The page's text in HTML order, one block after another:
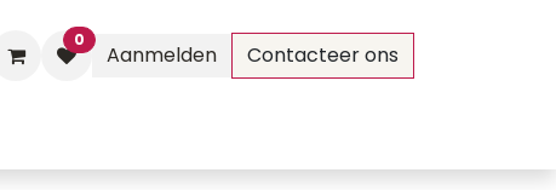
0
Aanmelden Contacteer ons